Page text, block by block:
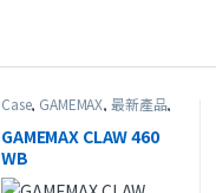
Case, GAMEMAX, 最新產品,
本週精選
GAMEMAX CLAW 460
WB
Gaming Case